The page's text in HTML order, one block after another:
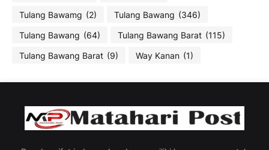
Tulang Bawamg (2) Tulang Bawang (346)
Tulang Bawang (64) Tulang Bawang Barat (115)
Tulang Bawang Barat (9) Way Kanan (1)